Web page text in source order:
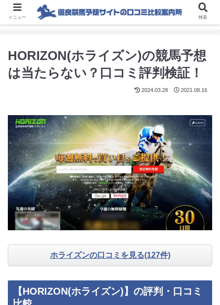
HORIZON(ホライズン)の競馬予想
は当たらない？口コミ評判検証！
2024.03.28 2021.08.16
ホライズンの口コミを見る(127件)
【HORIZON(ホライズン)】の評判・口コミ
メニュー 検索